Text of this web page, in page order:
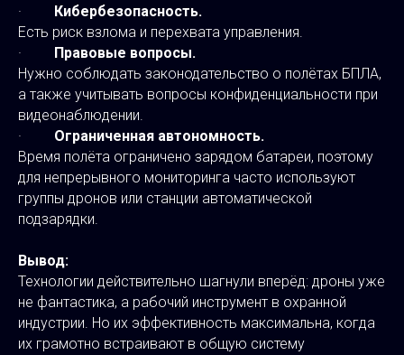
· Кибербезопасность.
Есть риск взлома и перехвата управления.
· Правовые вопросы.
Нужно соблюдать законодательство о полётах БПЛА,
а также учитывать вопросы конфиденциальности при
видеонаблюдении.
· Ограниченная автономность.
Время полёта ограничено зарядом батареи, поэтому
для непрерывного мониторинга часто используют
группы дронов или станции автоматической
подзарядки.
Вывод:
Технологии действительно шагнули вперёд: дроны уже
не фантастика, а рабочий инструмент в охранной
индустрии. Но их эффективность максимальна, когда
их грамотно встраивают в общую систему